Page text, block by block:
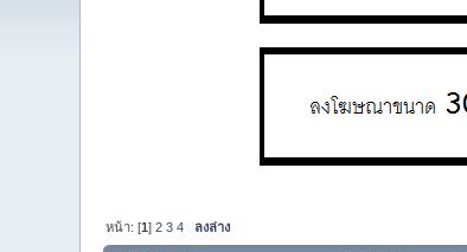
หน้า: [1]2 3 4 ลงล่าง